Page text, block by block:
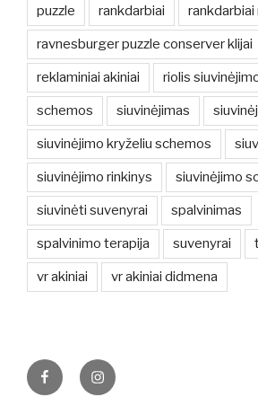
puzzle rankdarbiai
ravnesburger puzzle conserver klijai
reklaminiai akiniai riolis
schemos siuvinėjimas
siuvinėjimo kryželiu schemos
siuvinėjimo rinkinys siuvinėjimo
siuvinėti suvenyrai spalvinimas
spalvinimo terapija suvenyrai
vr akiniai vr akiniai didmena
FacebookInstagram